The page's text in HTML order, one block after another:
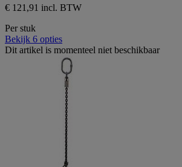
€ 121,91 incl. BTW
Per stuk
Bekijk 6 opties
Dit artikel is momenteel niet beschikbaar